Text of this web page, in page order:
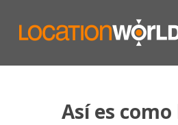
Así es